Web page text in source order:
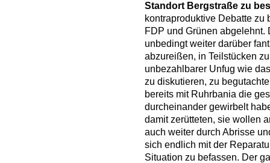
Standort Bergstraße zu
kontraproduktive Debatte
FDP und Grünen abgelehnt.
unbedingt weiter darüber
abzureißen, in Teilstücken
unbezahlbarer Unfug wie
zu diskutieren, zu
bereits mit Ruhrbania die
durcheinander gewirbelt
damit zerütteten, sie wollen
auch weiter durch Abrisse
sich endlich mit der
Situation zu befassen. Der